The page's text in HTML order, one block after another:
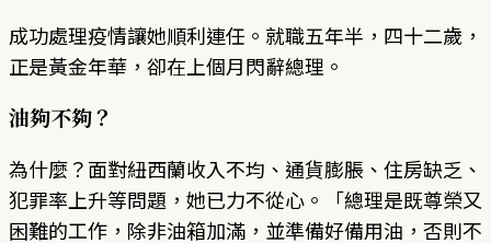
成功處理疫情讓她順利連任。就職五年半，四十二歲，
正是黃金年華，卻在上個月閃辭總理。
油夠不夠？
為什麼？面對紐西蘭收入不均、通貨膨脹、住房缺乏、
犯罪率上升等問題，她已力不從心。「總理是既尊榮又
困難的工作，除非油箱加滿，並準備好備用油，否則不